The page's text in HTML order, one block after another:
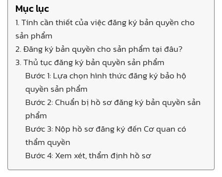
Mục lục
1. Tính cần thiết của việc đăng ký bản quyền cho
sản phẩm
2. Đăng ký bản quyền cho sản phẩm tại đâu?
3. Thủ tục đăng ký bản quyền sản phẩm
Bước 1: Lựa chọn hình thức đăng ký bảo hộ
quyền sản phẩm
Bước 2: Chuẩn bị hồ sơ đăng ký bản quyền sản
phẩm
Bước 3: Nộp hồ sơ đăng ký đến Cơ quan có
thẩm quyền
Bước 4: Xem xét, thẩm định hồ sơ